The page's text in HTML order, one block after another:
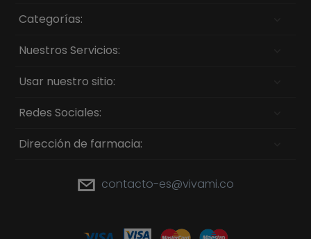
Categorías:
Nuestros Servicios:
Usar nuestro sitio:
Redes Sociales:
Dirección de farmacia:
contacto-es@vivami.co